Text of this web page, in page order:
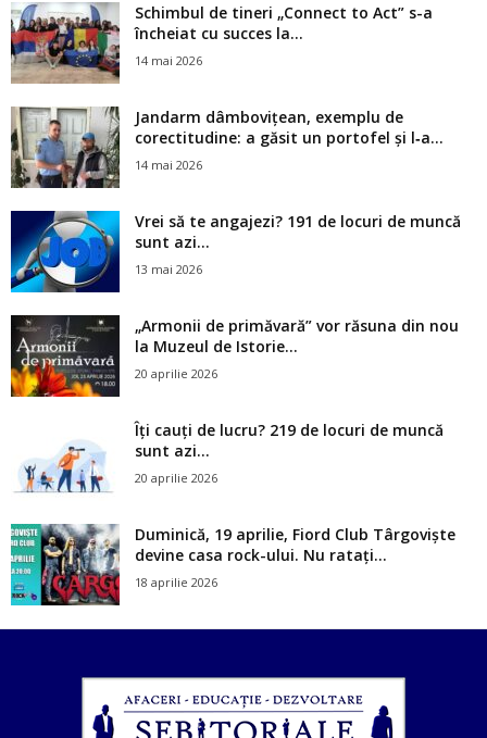
Schimbul de tineri „Connect to Act” s-a
încheiat cu succes la...
14 mai 2026
Jandarm dâmbovițean, exemplu de
corectitudine: a găsit un portofel și l‑a...
14 mai 2026
Vrei să te angajezi? 191 de locuri de muncă
sunt azi...
13 mai 2026
„Armonii de primăvară” vor răsuna din nou
la Muzeul de Istorie...
20 aprilie 2026
Îți cauți de lucru? 219 de locuri de muncă
sunt azi...
20 aprilie 2026
Duminică, 19 aprilie, Fiord Club Târgoviște
devine casa rock-ului. Nu ratați...
18 aprilie 2026